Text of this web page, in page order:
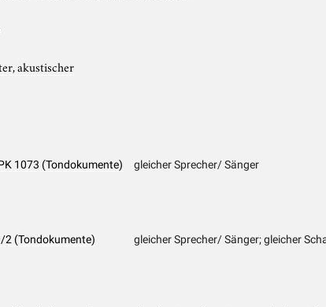
akustischer
1073 (Tondokumente) gleicher Sprecher/ Sänger
2 (Tondokumente) gleicher Sprecher/ Sänger; gleicher